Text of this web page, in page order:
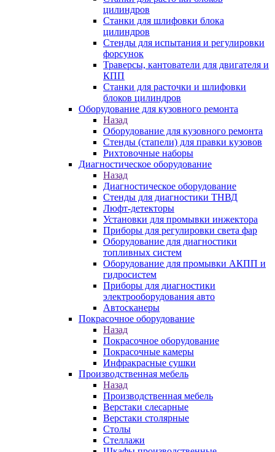
цилиндров
Станки для шлифовки блока
цилиндров
Стенды для испытания и регулировки
форсунок
Траверсы, кантователи для двигателя и
КПП
Станки для расточки и шлифовки
блоков цилиндров
Оборудование для кузовного ремонта
Назад
Оборудование для кузовного ремонта
Стенды (стапели) для правки кузовов
Рихтовочные наборы
Диагностическое оборудование
Назад
Диагностическое оборудование
Стенды для диагностики ТНВД
Люфт-детекторы
Установки для промывки инжектора
Приборы для регулировки света фар
Оборудование для диагностики
топливных систем
Оборудование для промывки АКПП и
гидросистем
Приборы для диагностики
электрооборудования авто
Автосканеры
Покрасочное оборудование
Назад
Покрасочное оборудование
Покрасочные камеры
Инфракрасные сушки
Производственная мебель
Назад
Производственная мебель
Верстаки слесарные
Верстаки столярные
Столы
Стеллажи